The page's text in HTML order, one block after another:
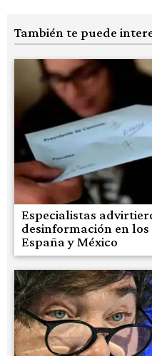
También te puede
Especialistas
desinformación en
España y México